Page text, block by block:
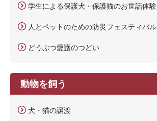
学生による保護犬・保護猫のお世話体験
人とペットのための防災フェスティバル
どうぶつ愛護のつどい
動物を飼う
犬・猫の譲渡